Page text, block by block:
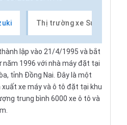
Thị trường xe Suzuki
lập vào 21/4/1995 và bắt
1996 với nhà máy đặt tại
tỉnh Đồng Nai. Đây là một
xe máy và ô tô đặt tại khu
trung bình 6000 xe ô tô và